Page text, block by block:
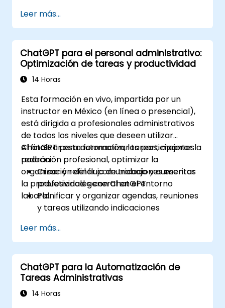
aplicaciones reales de ChatGPT.
Leer más...
ChatGPT para el personal administrativo:
Optimización de tareas y productividad
14 Horas
Esta formación en vivo, impartida por un
instructor en México (en línea o presencial),
está dirigida a profesionales administrativos
de todos los niveles que deseen utilizar
ChatGPT para automatizar tareas, mejorar la
redacción profesional, optimizar la
organización del flujo de trabajo y aumentar
la productividad general en el entorno
laboral.
Al finalizar esta formación, los participantes
podrán:
Crear y refinar comunicaciones escritas
profesionales con ChatGPT.
Planificar y organizar agendas, reuniones
y tareas utilizando indicaciones
Generar y analizar contenido
administrativo, como informes y
resúmenes.
Integrar ChatGPT con herramientas de
productividad y automatizar flujos de
trabajo rutinarios.
Leer más...
ChatGPT para la Automatización de
Tareas Administrativas
14 Horas